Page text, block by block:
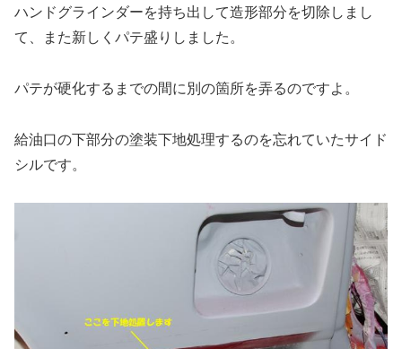
ハンドグラインダーを持ち出して造形部分を切除しまし
て、また新しくパテ盛りしました。
パテが硬化するまでの間に別の箇所を弄るのですよ。
給油口の下部分の塗装下地処理するのを忘れていたサイド
シルです。